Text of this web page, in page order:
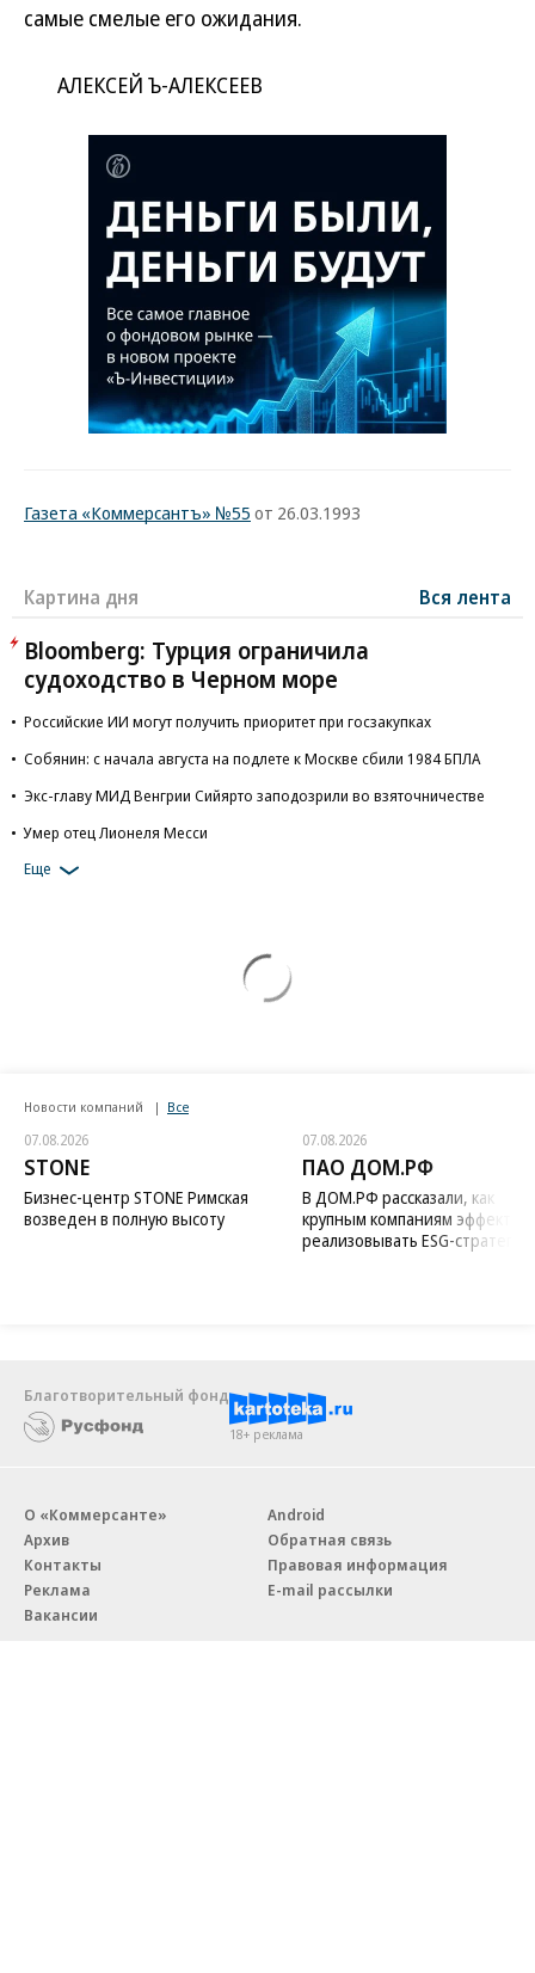
самые смелые его ожидания.
АЛЕКСЕЙ Ъ-АЛЕКСЕЕВ
Газета «Коммерсантъ» №55 от 26.03.1993
Картина дня Вся лента
Bloomberg: Турция ограничила
судоходство в Черном море
Российские ИИ могут получить приоритет при госзакупках
Собянин: с начала августа на подлете к Москве сбили 1984 БПЛА
Экс-главу МИД Венгрии Сийярто заподозрили во взяточничестве
Умер отец Лионеля Месси
Еще
Новости компаний Все
07.08.2026
STONE
Бизнес-центр STONE Римская
возведен в полную высоту
07.08.2026
ПАО ДОМ.РФ
В ДОМ.РФ рассказали, как
крупным компаниям
реализовывать ESG-стратегию
Благотворительный фонд
18+ реклама
О «Коммерсанте»
Архив
Контакты
Реклама
Вакансии
Android
Обратная связь
Правовая информация
E-mail рассылки